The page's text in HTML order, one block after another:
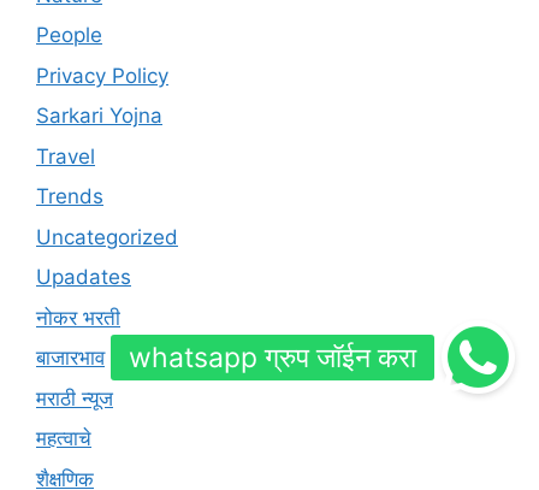
People
Privacy Policy
Sarkari Yojna
Travel
Trends
Uncategorized
Upadates
नोकर भरती
बाजारभाव
मराठी न्यूज
महत्वाचे
शैक्षणिक